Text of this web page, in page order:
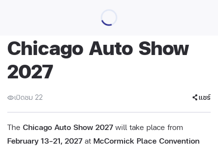
Chicago Auto Show
2027
เปิดชม 22 แชร์
The Chicago Auto Show 2027will take place from
February 13–21, 2027at McCormick Place Convention